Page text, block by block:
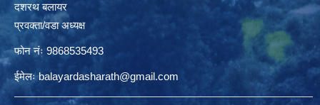
दशरथ बलायर
प्रवक्ता/वडा अध्यक्ष
फोन नंः 9868535493
ईमेलःbalayardasharath@gmail.com